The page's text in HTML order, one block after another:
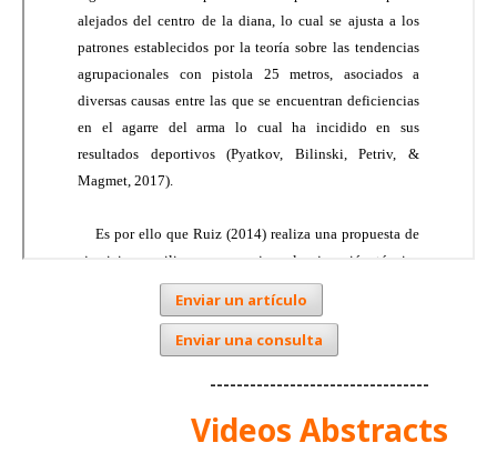
Enviar un artículo
Enviar una consulta
---------------------------------
Videos Abstracts